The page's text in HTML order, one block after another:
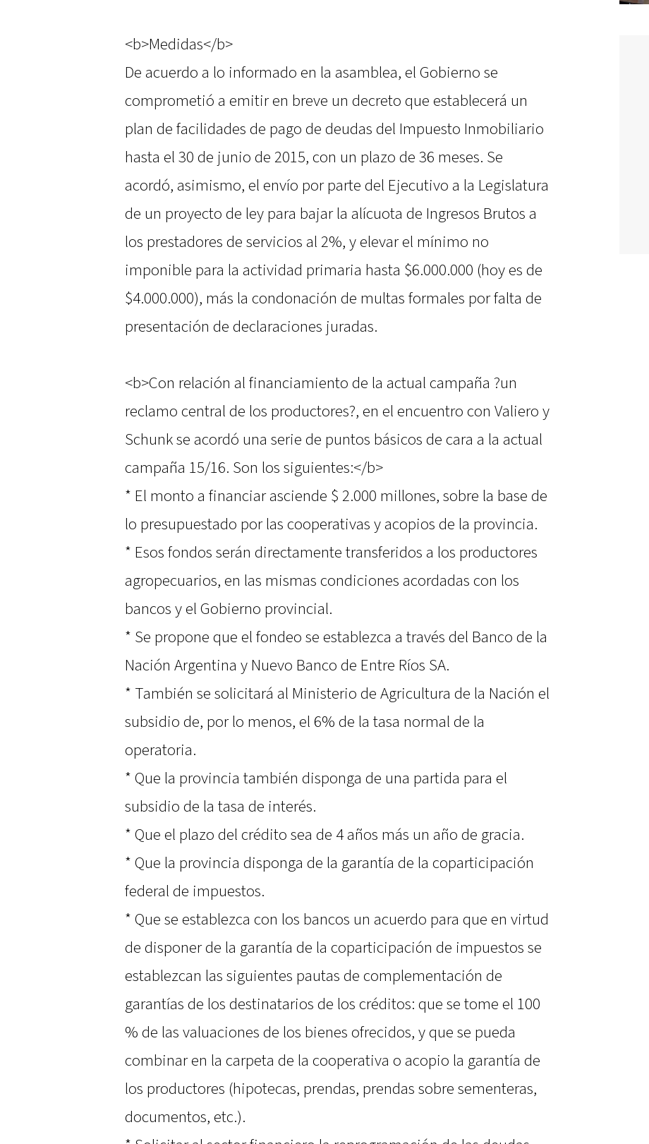
<b>Medidas</b>
De acuerdo a lo informado en la asamblea, el Gobierno se
comprometió a emitir en breve un decreto que establecerá un
plan de facilidades de pago de deudas del Impuesto Inmobiliario
hasta el 30 de junio de 2015, con un plazo de 36 meses. Se
acordó, asimismo, el envío por parte del Ejecutivo a la Legislatura
de un proyecto de ley para bajar la alícuota de Ingresos Brutos a
los prestadores de servicios al 2%, y elevar el mínimo no
imponible para la actividad primaria hasta $6.000.000 (hoy es de
$4.000.000), más la condonación de multas formales por falta de
presentación de declaraciones juradas.
<b>Con relación al financiamiento de la actual campaña ?un
reclamo central de los productores?, en el encuentro con Valiero y
Schunk se acordó una serie de puntos básicos de cara a la actual
campaña 15/16. Son los siguientes:</b>
* El monto a financiar asciende $ 2.000 millones, sobre la base de
lo presupuestado por las cooperativas y acopios de la provincia.
* Esos fondos serán directamente transferidos a los productores
agropecuarios, en las mismas condiciones acordadas con los
bancos y el Gobierno provincial.
* Se propone que el fondeo se establezca a través del Banco de la
Nación Argentina y Nuevo Banco de Entre Ríos SA.
* También se solicitará al Ministerio de Agricultura de la Nación el
subsidio de, por lo menos, el 6% de la tasa normal de la
operatoria.
* Que la provincia también disponga de una partida para el
subsidio de la tasa de interés.
* Que el plazo del crédito sea de 4 años más un año de gracia.
* Que la provincia disponga de la garantía de la coparticipación
federal de impuestos.
* Que se establezca con los bancos un acuerdo para que en virtud
de disponer de la garantía de la coparticipación de impuestos se
establezcan las siguientes pautas de complementación de
garantías de los destinatarios de los créditos: que se tome el 100
% de las valuaciones de los bienes ofrecidos, y que se pueda
combinar en la carpeta de la cooperativa o acopio la garantía de
los productores (hipotecas, prendas, prendas sobre sementeras,
documentos, etc.).